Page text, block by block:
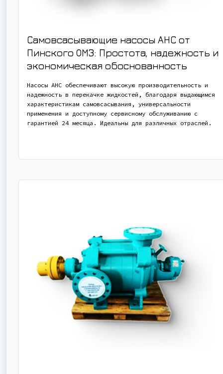
Самовсасывающие насосы АНС от
Пинского ОМЗ: Простота, надежность и
экономическая обоснованность
Насосы АНС обеспечивают высокую производительность и
надежность в перекачке жидкостей, благодаря выдающимся
характеристикам самовсасывания, универсальности
применения и доступному сервисному обслуживанию с
гарантией 24 месяца. Идеальны для различных отраслей.